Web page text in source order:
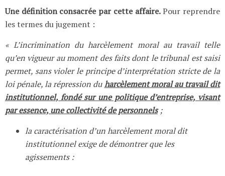
Une définition consacrée par cette affaire.Pour reprendre
les termes du jugement :
«L’incrimination du harcèlement moral au travail telle
qu’en vigueur au moment des faits dont le tribunal est saisi
permet, sans violer le principe d’interprétation stricte de la
loi pénale, la répression duharcèlement moral au travail dit
institutionnel, fondé sur une politique d’entreprise, visant
par essence, une collectivité de personnels;
la caractérisation d’un harcèlement moral dit
institutionnel exige de démontrer que les
agissements :